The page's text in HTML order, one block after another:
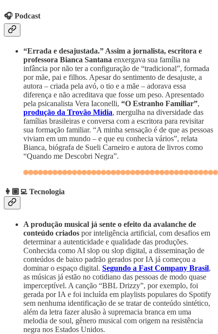
🎧 Podcast
“Errada e desajustada.” Assim a jornalista, escritora e
professora Bianca Santana enxergava sua família na
infância por não ter a configuração de “tradicional”, formada
por mãe, pai e filhos. Apesar do sentimento de desajuste, a
autora – criada pela avó, o tio e a mãe – adorava essa
diferença e não acreditava que fosse um peso. Apresentado
pela psicanalista Vera Iaconelli, “O Estranho Familiar”,
produção da Trovão Mídia, mergulha na diversidade das
famílias brasileiras e conversa com a escritora para revisitar
sua formação familiar. “A minha sensação é de que as pessoas
viviam em um mundo – e que eu conhecia vários”, relata
Bianca, biógrafa de Sueli Carneiro e autora de livros como
“Quando me Descobri Negra”.
👩🏽‍💻 Tecnologia
A produção musical já sente o efeito da avalanche de
conteúdo criados por inteligência artificial, com desafios em
determinar a autenticidade e qualidade das produções.
Conhecida como AI slop ou slop digital, a disseminação de
conteúdos de baixo padrão gerados por IA já começou a
dominar o espaço digital. Segundo a Fast Company Brasil,
as músicas já estão no cotidiano das pessoas de modo quase
imperceptível. A canção “BBL Drizzy”, por exemplo, foi
gerada por IA e foi incluída em playlists populares do Spotify
sem nenhuma identificação de se tratar de conteúdo sintético,
além da letra fazer alusão à supremacia branca em uma
melodia de soul, gênero musical com origem na resistência
negra nos Estados Unidos.